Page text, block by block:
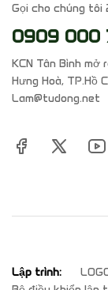
Gọi cho chúng
0909 000
KCN Tân Bình mở
Hưng Hoà, TP.Hồ
Lam@tudong.net
Lập trình: